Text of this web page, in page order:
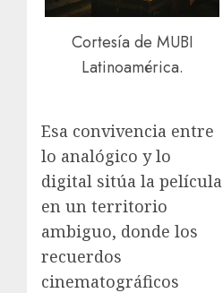
Cortesía de MUBI
Latinoamérica.
Esa convivencia entre
lo analógico y lo
digital sitúa la película
en un territorio
ambiguo, donde los
recuerdos
cinematográficos